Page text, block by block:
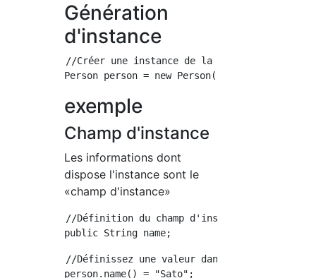
Génération
d'instance
//Créer une instance de la classe Person
exemple
Champ d'instance
Les informations dont
dispose l'instance sont le
«champ d'instance»
//Définition du champ d'instance
//Définissez une valeur dans le champ